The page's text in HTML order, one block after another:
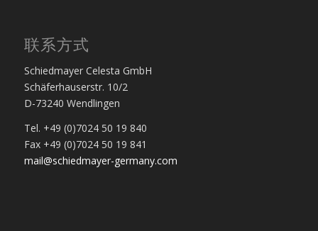
联系方式
Schiedmayer Celesta GmbH
Schäferhauserstr. 10/2
D-73240 Wendlingen
Tel. +49 (0)7024 50 19 840
Fax +49 (0)7024 50 19 841
mail@schiedmayer-germany.com